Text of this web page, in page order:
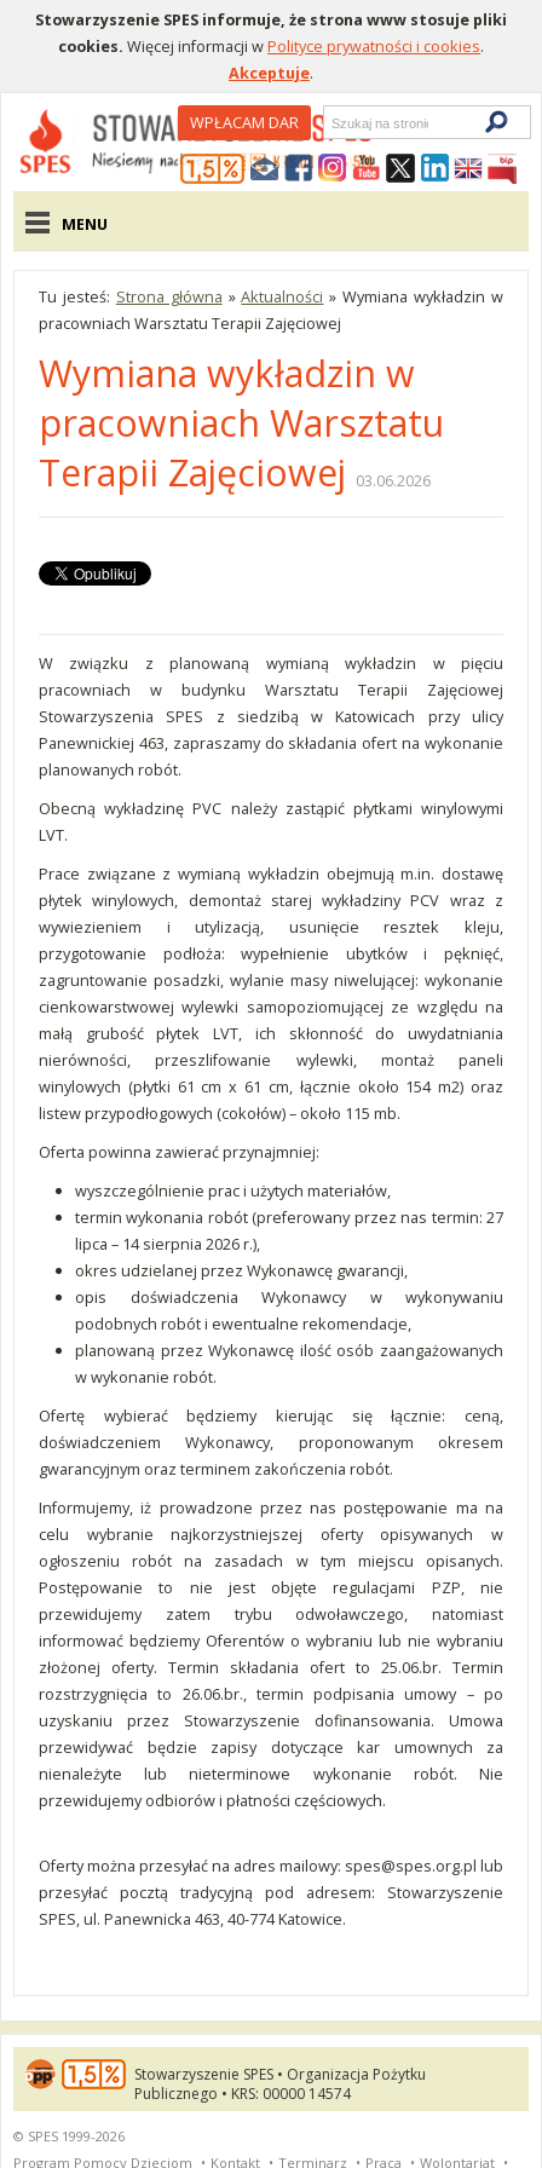
Stowarzyszenie SPES informuje, że strona www stosuje pliki
cookies. Więcej informacji wPolityce prywatności i cookies.
Akceptuje.
Menu pomocniczeWPŁACAM DAR
Wyszukiwarka
Menu główne
MENU
Tu jesteś: Strona główna »Aktualności »Wymiana wykładzin w
pracowniach Warsztatu Terapii Zajęciowej
Wymiana wykładzin w
pracowniach Warsztatu
Terapii Zajęciowej
03.06.2026
W związku z planowaną wymianą wykładzin w pięciu
pracowniach w budynku Warsztatu Terapii Zajęciowej
Stowarzyszenia SPES z siedzibą w Katowicach przy ulicy
Panewnickiej 463, zapraszamy do składania ofert na wykonanie
planowanych robót.
Obecną wykładzinę PVC należy zastąpić płytkami winylowymi
LVT.
Prace związane z wymianą wykładzin obejmują m.in. dostawę
płytek winylowych, demontaż starej wykładziny PCV wraz z
wywiezieniem i utylizacją, usunięcie resztek kleju,
przygotowanie podłoża: wypełnienie ubytków i pęknięć,
zagruntowanie posadzki, wylanie masy niwelującej: wykonanie
cienkowarstwowej wylewki samopoziomującej ze względu na
małą grubość płytek LVT, ich skłonność do uwydatniania
nierówności, przeszlifowanie wylewki, montaż paneli
winylowych (płytki 61 cm x 61 cm, łącznie około 154 m2) oraz
listew przypodłogowych (cokołów) – około 115 mb.
Oferta powinna zawierać przynajmniej:
wyszczególnienie prac i użytych materiałów,
termin wykonania robót (preferowany przez nas termin: 27
lipca – 14 sierpnia 2026 r.),
okres udzielanej przez Wykonawcę gwarancji,
opis doświadczenia Wykonawcy w wykonywaniu
podobnych robót i ewentualne rekomendacje,
planowaną przez Wykonawcę ilość osób zaangażowanych
w wykonanie robót.
Ofertę wybierać będziemy kierując się łącznie: ceną,
doświadczeniem Wykonawcy, proponowanym okresem
gwarancyjnym oraz terminem zakończenia robót.
Informujemy, iż prowadzone przez nas postępowanie ma na
celu wybranie najkorzystniejszej oferty opisywanych w
ogłoszeniu robót na zasadach w tym miejscu opisanych.
Postępowanie to nie jest objęte regulacjami PZP, nie
przewidujemy zatem trybu odwoławczego, natomiast
informować będziemy Oferentów o wybraniu lub nie wybraniu
złożonej oferty. Termin składania ofert to 25.06.br. Termin
rozstrzygnięcia to 26.06.br., termin podpisania umowy – po
uzyskaniu przez Stowarzyszenie dofinansowania. Umowa
przewidywać będzie zapisy dotyczące kar umownych za
nienależyte lub nieterminowe wykonanie robót. Nie
przewidujemy odbiorów i płatności częściowych.
Oferty można przesyłać na adres mailowy: spes@spes.org.pl lub
przesyłać pocztą tradycyjną pod adresem: Stowarzyszenie
SPES, ul. Panewnicka 463, 40-774 Katowice.
Stowarzyszenie SPES • Organizacja Pożytku
Publicznego • KRS: 00000 14574
© SPES 1999-2026
Program Pomocy Dzieciom • Kontakt • Terminarz • Praca • Wolontariat •